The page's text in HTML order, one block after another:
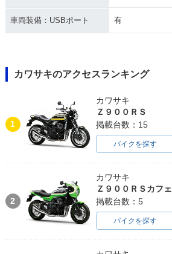
車両装備：USBポート 有
カワサキのアクセスランキング
1
カワサキ
Ｚ９００ＲＳ
掲載台数：15
バイクを探す
2
カワサキ
Ｚ９００ＲＳカフェ
掲載台数：5
バイクを探す